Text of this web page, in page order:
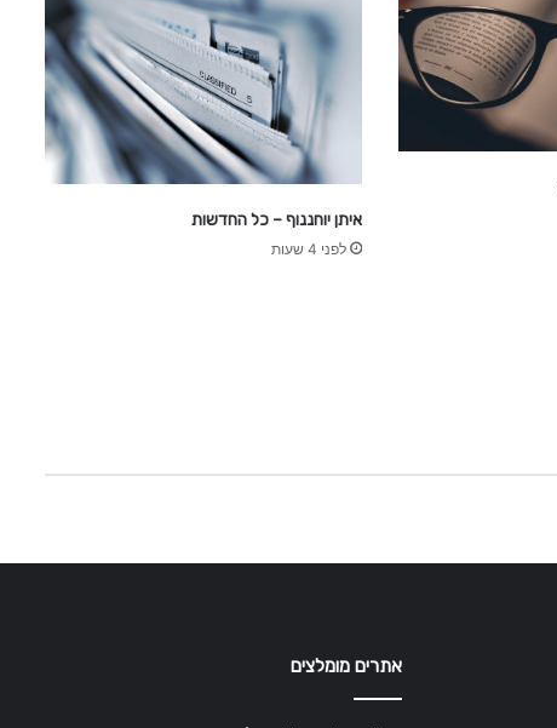
איתן יוחננוף – כל החדשות
לפני 4 שעות
אתרים מומלצים